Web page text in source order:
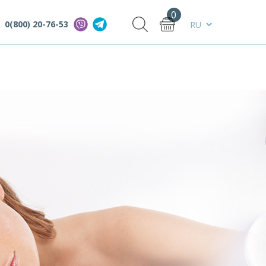
0(800) 20-76-53
0